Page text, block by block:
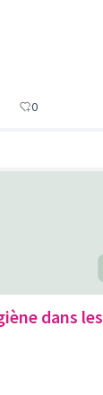
0
dans les